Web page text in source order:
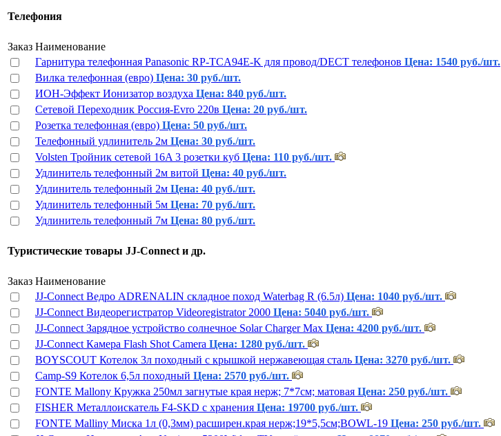
Телефония
Заказ Наименование
Гарнитура телефонная Panasonic RP-TCA94E-K для провод/DECT телефонов Цена: 1540 руб./шт.
Вилка телефонная (евро) Цена: 30 руб./шт.
ИОН-Эффект Ионизатор воздуха Цена: 840 руб./шт.
Сетевой Переходник Россия-Evro 220в Цена: 20 руб./шт.
Розетка телефонная (евро) Цена: 50 руб./шт.
Телефонный удлинитель 2м Цена: 30 руб./шт.
Volsten Тройник сетевой 16A 3 розетки куб Цена: 110 руб./шт.
Удлинитель телефонный 2м витой Цена: 40 руб./шт.
Удлинитель телефонный 2м Цена: 40 руб./шт.
Удлинитель телефонный 5м Цена: 70 руб./шт.
Удлинитель телефонный 7м Цена: 80 руб./шт.
Туристические товары JJ-Connect и др.
Заказ Наименование
JJ-Connect Ведро ADRENALIN складное поход Waterbag R (6.5л) Цена: 1040 руб./шт.
JJ-Connect Видеорегистратор Videoregistrator 2000 Цена: 5040 руб./шт.
JJ-Connect Зарядное устройство солнечное Solar Charger Max Цена: 4200 руб./шт.
JJ-Connect Камера Flash Shot Camera Цена: 1280 руб./шт.
BOYSCOUT Котелок 3л походный с крышкой нержавеющая сталь Цена: 3270 руб./шт.
Camp-S9 Котелок 6,5л походный Цена: 2570 руб./шт.
FONTE Mallony Кружка 250мл загнутые края нерж; 7*7см; матовая Цена: 250 руб./шт.
FISHER Металлоискатель F4-SKD с хранения Цена: 19700 руб./шт.
FONTE Malliny Миска 1л (0,3мм) расширен.края нерж;19*5,5см;BOWL-19 Цена: 250 руб./шт.